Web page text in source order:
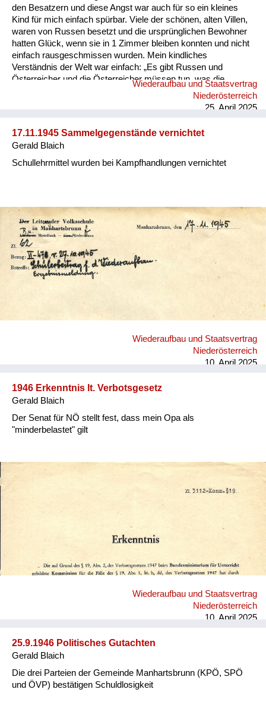
den Besatzern und diese Angst war auch für so ein kleines
Kind für mich einfach spürbar. Viele der schönen, alten Villen,
waren von Russen besetzt und die ursprünglichen Bewohner
hatten Glück, wenn sie in 1 Zimmer bleiben konnten und nicht
einfach rausgeschmissen wurden. Mein kindliches
Verständnis der Welt war einfach: „Es gibt Russen und
Österreicher und die Österreicher müssen tun, was die
Russen wollen.“ Die Angst vor den Russen war immer da –
vor Kindern wurde über Politik nicht gesprochen, zu groß
konnte. Arbeit gab es nur, wenn man Mitglied in der
kommunistischen Partei war. Dann musste man auch die
Zeitung „Volksstimme“ abonnieren. Zum Kassieren der Abo-
Gebühr wurde ein Parteimitglied verpflichtet und man konnte
Wiederaufbau und Staatsvertrag
Niederösterreich
25. April 2025
17.11.1945 Sammelgegenstände vernichtet
Gerald Blaich
Schullehrmittel wurden bei Kampfhandlungen vernichtet
Wiederaufbau und Staatsvertrag
Niederösterreich
10. April 2025
1946 Erkenntnis lt. Verbotsgesetz
Gerald Blaich
Der Senat für NÖ stellt fest, dass mein Opa als
"minderbelastet" gilt
Wiederaufbau und Staatsvertrag
Niederösterreich
10. April 2025
25.9.1946 Politisches Gutachten
Gerald Blaich
Die drei Parteien der Gemeinde Manhartsbrunn (KPÖ, SPÖ
und ÖVP) bestätigen Schuldlosigkeit